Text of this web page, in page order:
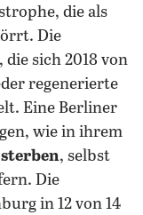
die als
Die
, die sich 2018 von
regenerierte
Eine Berliner
wie in ihrem
sterben, selbst
Die
in 12 von 14